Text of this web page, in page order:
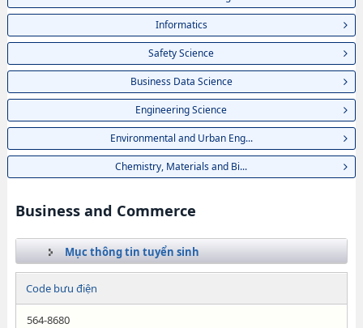
Informatics
Safety Science
Business Data Science
Engineering Science
Environmental and Urban Eng...
Chemistry, Materials and Bi...
Business and Commerce
Mục thông tin tuyển sinh
Code bưu điện
564-8680